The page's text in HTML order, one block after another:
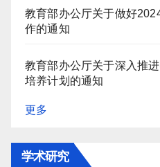
教育部办公厅关于做好
作的通知
教育部办公厅关于深入推
培养计划的通知
更多
学术研究